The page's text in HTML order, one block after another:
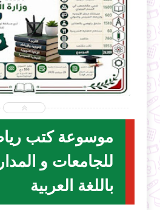
2026-07-28
ecoledz.net
موسوعة كتب
للجامعات و
باللغة العربية